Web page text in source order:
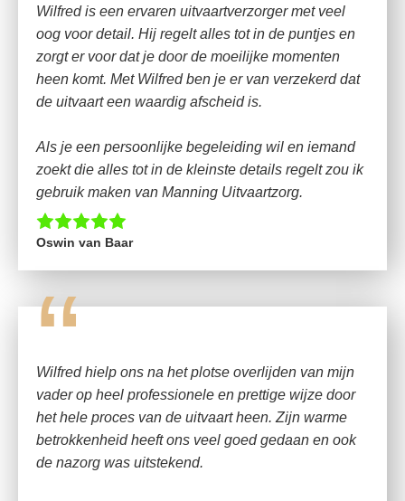
Wilfred is een ervaren uitvaartverzorger met veel
oog voor detail. Hij regelt alles tot in de puntjes en
zorgt er voor dat je door de moeilijke momenten
heen komt. Met Wilfred ben je er van verzekerd dat
de uitvaart een waardig afscheid is.
Als je een persoonlijke begeleiding wil en iemand
zoekt die alles tot in de kleinste details regelt zou ik
gebruik maken van Manning Uitvaartzorg.
Oswin van Baar
“
Wilfred hielp ons na het plotse overlijden van mijn
vader op heel professionele en prettige wijze door
het hele proces van de uitvaart heen. Zijn warme
betrokkenheid heeft ons veel goed gedaan en ook
de nazorg was uitstekend.